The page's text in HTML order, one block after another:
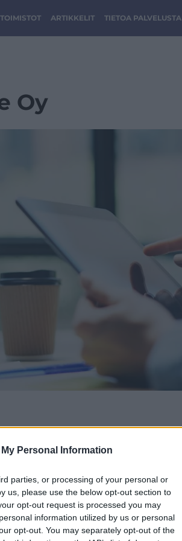
Personal Information
parties, or processing of your personal or
us, please use the below opt-out section to
opt-out request is processed you may
information utilized by us or personal
opt-out. You may separately opt-out of the
ARTIKKELIT TIETOA PALVELUSTA
Oy
keskisuurten yritysten